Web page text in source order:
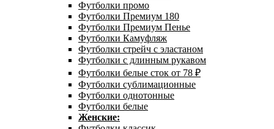
Футболки промо
Футболки Премиум 180
Футболки Премиум Пенье
Футболки Камуфляж
Футболки стрейч с эластаном
Футболки с длинным рукавом
Футболки белые сток от 78 ₽
Футболки сублимационные
Футболки однотонные
Футболки белые
Женские: